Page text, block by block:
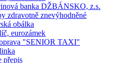
banka DŽBÁNSKO, z.s.
zdravotně znevýhodněné
obálka
eurozámek
"SENIOR TAXI"
přepis